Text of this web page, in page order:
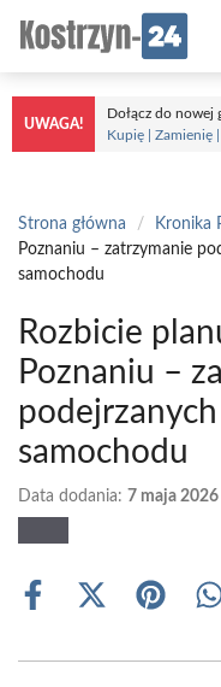
treści
UWAGA!
Dołącz do nowej
Kupię | Zamienię
Strona główna / Kronika
Poznaniu – zatrzymanie
samochodu
Rozbicie
Poznaniu –
samochodu
Data dodania: 7 maja 2026
Share
Share
(Twitter)
Share